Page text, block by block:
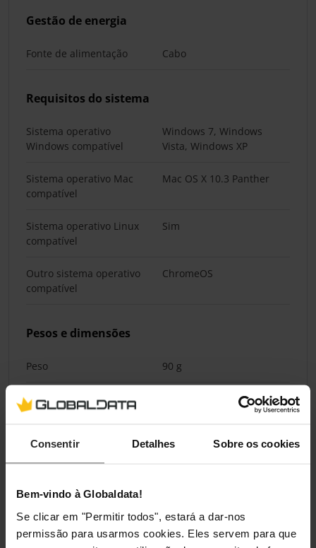
Consentir Detalhes Sobre os cookies
Bem-vindo à Globaldata!
Se clicar em "Permitir todos", estará a dar-nos
permissão para usarmos cookies. Eles servem para que
Gestão de energia
Fonte de alimentação Cabo
Requisitos do sistema
Sistema operativo
Windows compatível
Windows 7, Windows
Vista, Windows XP
Sistema operativo Mac
compatível
Mac OS X 10.3 Panther
Sistema operativo Linux
compatível
Sim
Outro sistema operativo
compatível
ChromeOS
Pesos e dimensões
Peso 90 g
Embalagem
Quantidade por conjunto 1 unidade(s)
embalagem
Profundidade da
embalagem
87 mm